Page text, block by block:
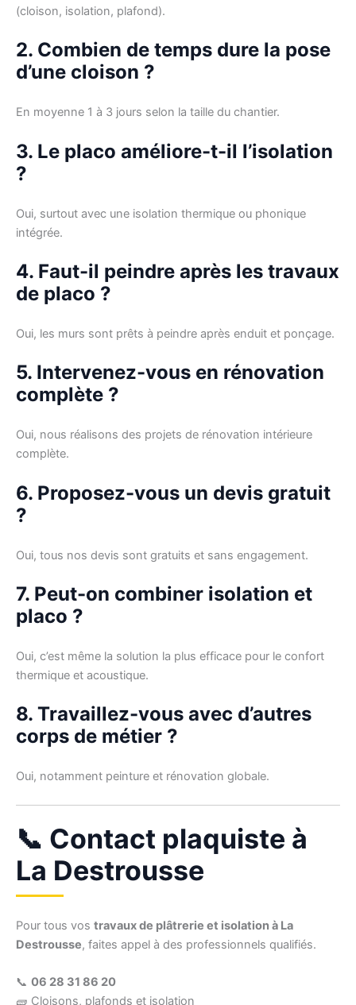
(cloison, isolation, plafond).
2. Combien de temps dure la pose
d’une cloison ?
En moyenne 1 à 3 jours selon la taille du chantier.
3. Le placo améliore-t-il l’isolation
?
Oui, surtout avec une isolation thermique ou phonique
intégrée.
4. Faut-il peindre après les travaux
de placo ?
Oui, les murs sont prêts à peindre après enduit et ponçage.
5. Intervenez-vous en rénovation
complète ?
Oui, nous réalisons des projets de rénovation intérieure
complète.
6. Proposez-vous un devis gratuit
?
Oui, tous nos devis sont gratuits et sans engagement.
7. Peut-on combiner isolation et
placo ?
Oui, c’est même la solution la plus efficace pour le confort
thermique et acoustique.
8. Travaillez-vous avec d’autres
corps de métier ?
Oui, notamment peinture et rénovation globale.
📞 Contact plaquiste à
La Destrousse
Pour tous vos travaux de plâtrerie et isolation à La
Destrousse, faites appel à des professionnels qualifiés.
📞 06 28 31 86 20
🧱 Cloisons, plafonds et isolation